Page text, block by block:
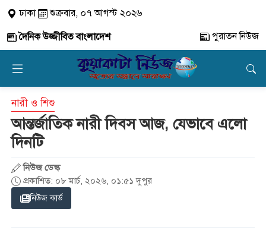
ঢাকা
শুক্রবার, ০৭ আগস্ট ২০২৬
দৈনিক উজ্জীবিত বাংলাদেশ
পুরাতন নিউজ
নারী ও শিশু
আন্তর্জাতিক নারী দিবস আজ, যেভাবে এলো
দিনটি
নিউজ ডেস্ক
প্রকাশিত: ০৮ মার্চ, ২০২৬, ০১:৫১ দুপুর
নিউজ কার্ড